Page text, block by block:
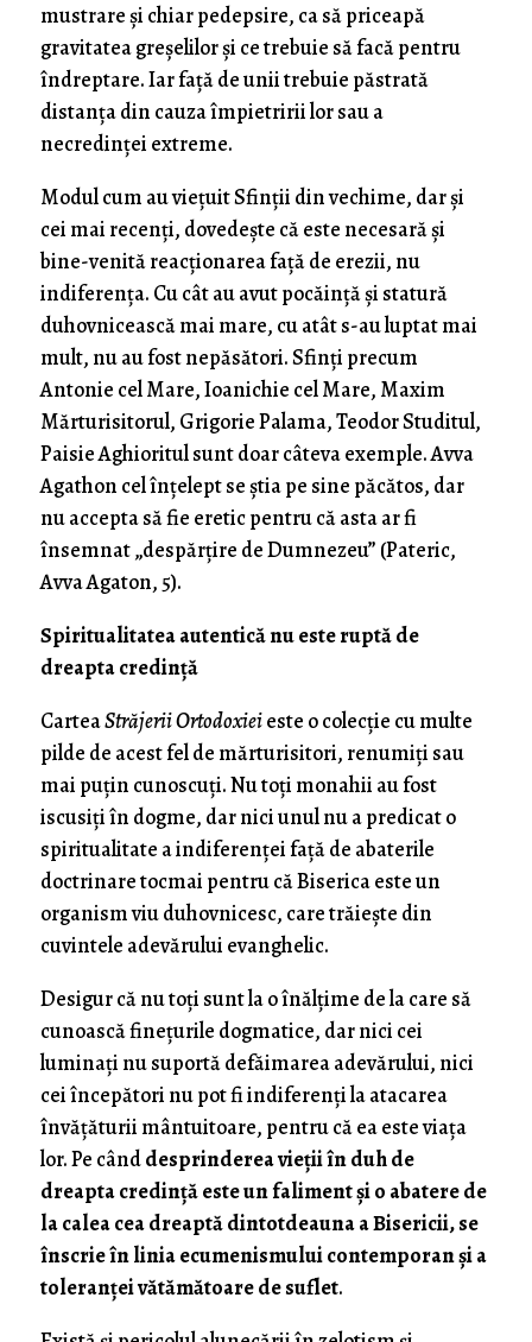
mustrare și chiar pedepsire, ca să priceapă
gravitatea greșelilor și ce trebuie să facă pentru
îndreptare. Iar față de unii trebuie păstrată
distanța din cauza împietririi lor sau a
necredinței extreme.
Modul cum au viețuit Sfinții din vechime, dar și
cei mai recenți, dovedește că este necesară și
bine-venită reacționarea față de erezii, nu
indiferența. Cu cât au avut pocăință și statură
duhovnicească mai mare, cu atât s-au luptat mai
mult, nu au fost nepăsători. Sfinți precum
Antonie cel Mare, Ioanichie cel Mare, Maxim
Mărturisitorul, Grigorie Palama, Teodor Studitul,
Paisie Aghioritul sunt doar câteva exemple. Avva
Agathon cel înțelept se știa pe sine păcătos, dar
nu accepta să fie eretic pentru că asta ar fi
însemnat „despărțire de Dumnezeu” (Pateric,
Avva Agaton, 5).
Spiritualitatea autentică nu este ruptă de
dreapta credință
CarteaStrăjerii Ortodoxieieste o colecție cu multe
pilde de acest fel de mărturisitori, renumiți sau
mai puțin cunoscuți. Nu toți monahii au fost
iscusiți în dogme, dar nici unul nu a predicat o
spiritualitate a indiferenței față de abaterile
doctrinare tocmai pentru că Biserica este un
organism viu duhovnicesc, care trăiește din
cuvintele adevărului evanghelic.
Desigur că nu toți sunt la o înălțime de la care să
cunoască finețurile dogmatice, dar nici cei
luminați nu suportă defăimarea adevărului, nici
cei începători nu pot fi indiferenți la atacarea
învățăturii mântuitoare, pentru că ea este viața
lor. Pe cânddesprinderea vieții în duh de
dreapta credință este un faliment și o abatere de
la calea cea dreaptă dintotdeauna a Bisericii, se
înscrie în linia ecumenismului contemporan și a
toleranței vătămătoare de suflet.